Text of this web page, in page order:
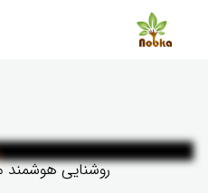
روشنایی هوشمند